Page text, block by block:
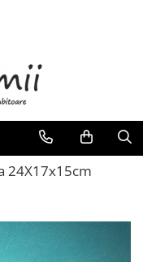
24X17x15cm